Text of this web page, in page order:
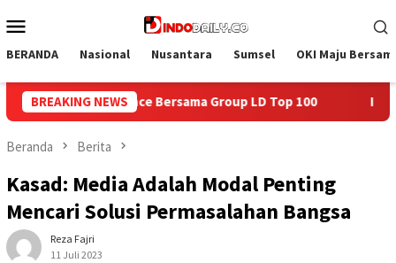
ke
Mobile
BERANDA Nasional Nusantara Sumsel OKI Maju
BREAKING NEWS
LD Top 100 Isi Kemerdekaan dengan Kepedulian,
Beranda Berita
Kasad: Media Adalah Modal Penting
Mencari Solusi Permasalahan Bangsa
Reza Fajri
11 Juli 2023